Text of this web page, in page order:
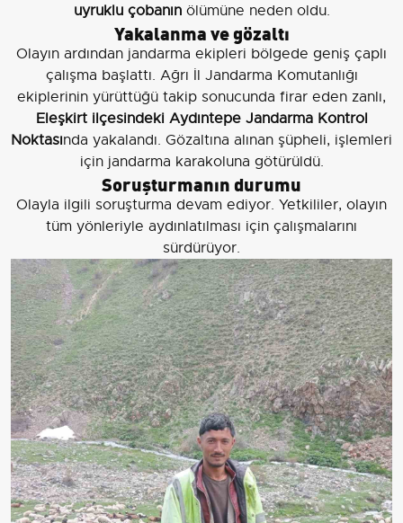
uyruklu çobanınölümüne neden oldu.
Yakalanma ve gözaltı
Olayın ardından jandarma ekipleri bölgede geniş çaplı
çalışma başlattı. Ağrı İl Jandarma Komutanlığı
ekiplerinin yürüttüğü takip sonucunda firar eden zanlı,
Eleşkirt ilçesindeki Aydıntepe Jandarma Kontrol
Noktasında yakalandı. Gözaltına alınan şüpheli, işlemleri
için jandarma karakoluna götürüldü.
Soruşturmanın durumu
Olayla ilgili soruşturma devam ediyor. Yetkililer, olayın
tüm yönleriyle aydınlatılması için çalışmalarını
sürdürüyor.